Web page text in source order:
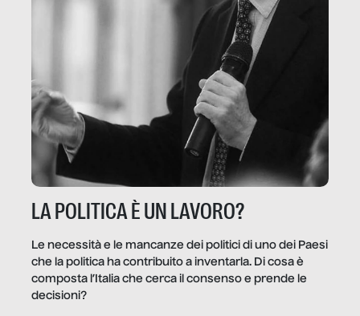
LA POLITICA È UN LAVORO?
Le necessità e le mancanze dei politici di uno dei Paesi
che la politica ha contribuito a inventarla. Di cosa è
composta l’Italia che cerca il consenso e prende le
decisioni?